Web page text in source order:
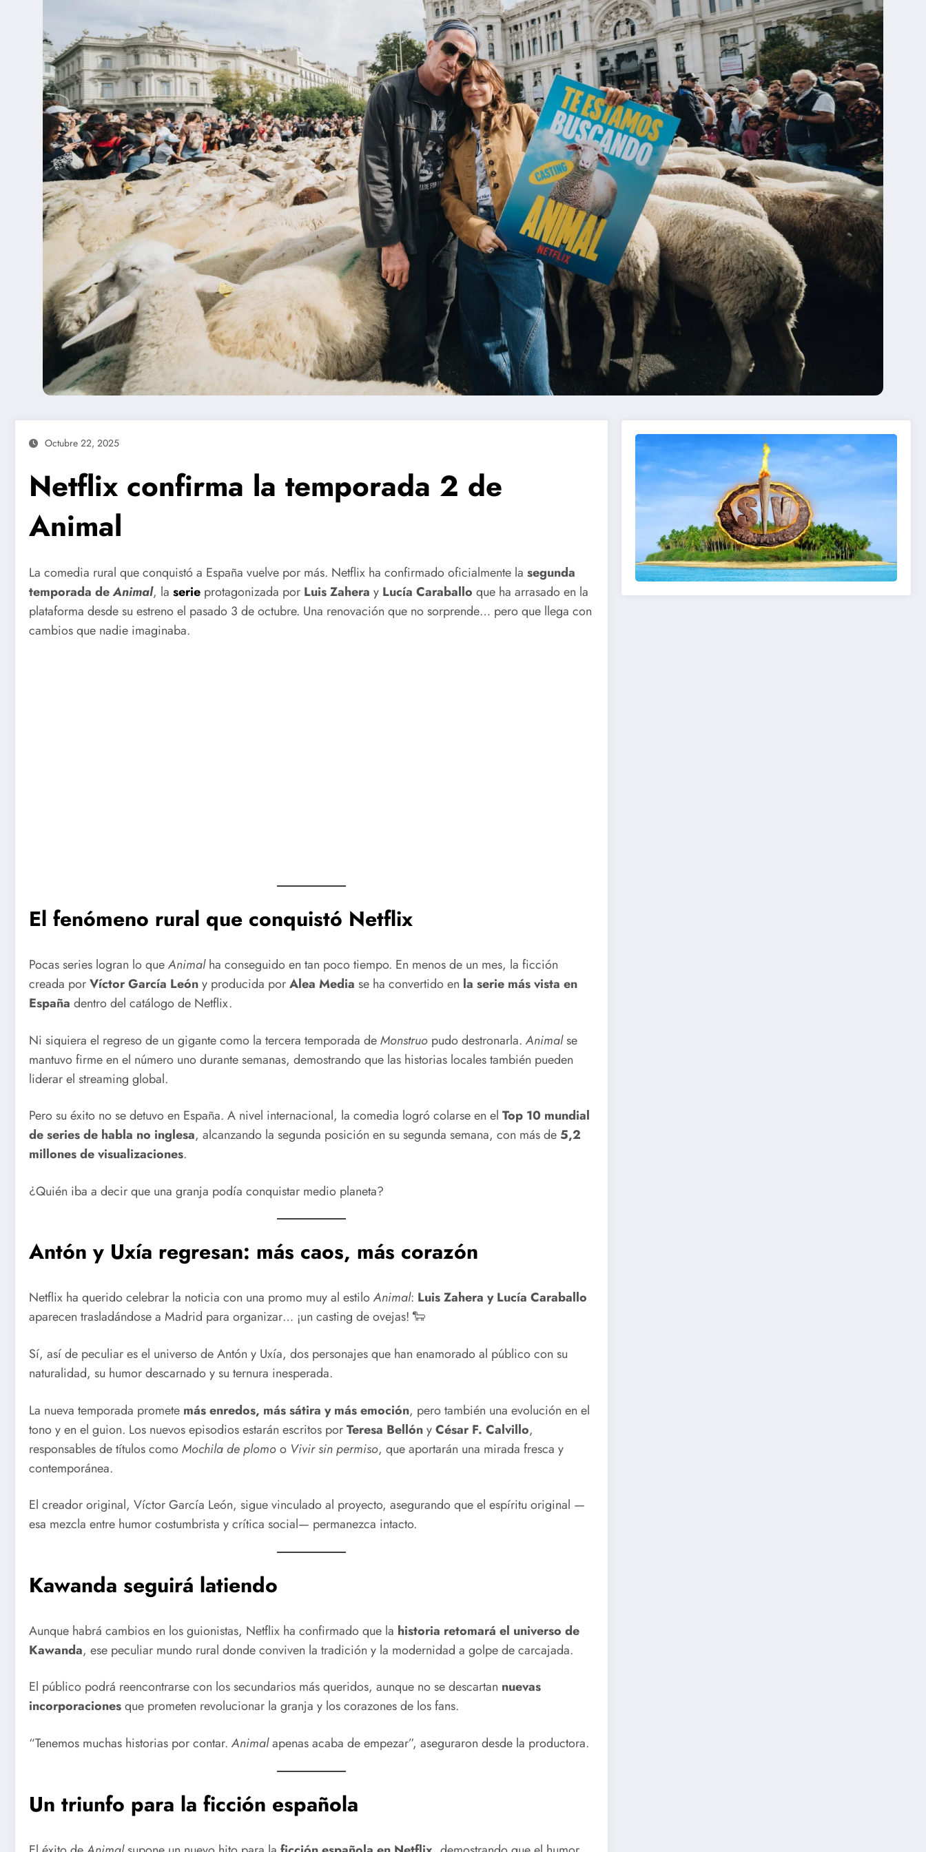
Octubre 22, 2025
Netflix confirma la temporada 2 de
Animal
La comedia rural que conquistó a España vuelve por más. Netflix ha confirmado oficialmente la segunda
temporada deAnimal, la serie protagonizada por Luis Zahera y Lucía Caraballo que ha arrasado en la
plataforma desde su estreno el pasado 3 de octubre. Una renovación que no sorprende… pero que llega con
cambios que nadie imaginaba.
El fenómeno rural que conquistó Netflix
Pocas series logran lo queAnimalha conseguido en tan poco tiempo. En menos de un mes, la ficción
creada porVíctor García Leóny producida porAlea Media se ha convertido en la serie más vista en
España dentro del catálogo de Netflix.
Ni siquiera el regreso de un gigante como la tercera temporada deMonstruo pudo destronarla.Animalse
mantuvo firme en el número uno durante semanas, demostrando que las historias locales también pueden
liderar el streaming global.
Pero su éxito no se detuvo en España. A nivel internacional, la comedia logró colarse en el Top 10 mundial
de series de habla no inglesa, alcanzando la segunda posición en su segunda semana, con más de 5,2
millones de visualizaciones.
¿Quién iba a decir que una granja podía conquistar medio planeta?
Antón y Uxía regresan: más caos, más corazón
Netflix ha querido celebrar la noticia con una promo muy al estiloAnimal: Luis Zahera y Lucía Caraballo
aparecen trasladándose a Madrid para organizar… ¡un casting de ovejas! 🐑
Sí, así de peculiar es el universo de Antón y Uxía, dos personajes que han enamorado al público con su
naturalidad, su humor descarnado y su ternura inesperada.
La nueva temporada promete más enredos, más sátira y más emoción, pero también una evolución en el
tono y en el guion. Los nuevos episodios estarán escritos porTeresa BellónyCésar F. Calvillo,
responsables de títulos comoMochila de plomoo Vivir sin permiso, que aportarán una mirada fresca y
contemporánea.
El creador original, Víctor García León, sigue vinculado al proyecto, asegurando que el espíritu original —
esa mezcla entre humor costumbrista y crítica social— permanezca intacto.
Kawanda seguirá latiendo
Aunque habrá cambios en los guionistas, Netflix ha confirmado que la historia retomará el universo de
Kawanda, ese peculiar mundo rural donde conviven la tradición y la modernidad a golpe de carcajada.
El público podrá reencontrarse con los secundarios más queridos, aunque no se descartan nuevas
incorporacionesque prometen revolucionar la granja y los corazones de los fans.
“Tenemos muchas historias por contar.Animalapenas acaba de empezar”, aseguraron desde la productora.
Un triunfo para la ficción española